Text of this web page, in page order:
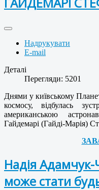
Надрукувати
E-mail
Деталі
Перегляди: 5201
Днями у київському
космосу, відбулась
американською
Гайдемарі (Гайді-Марія)
Надія
може стати